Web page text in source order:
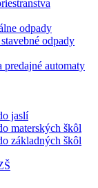
odpady
odpady
predajné automaty
jaslí
materských škôl
základných škôl